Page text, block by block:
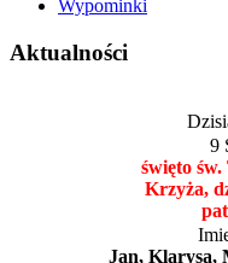
Wypominki
Aktualności
9
święto
Krzyża,
Jan, Klarysa,